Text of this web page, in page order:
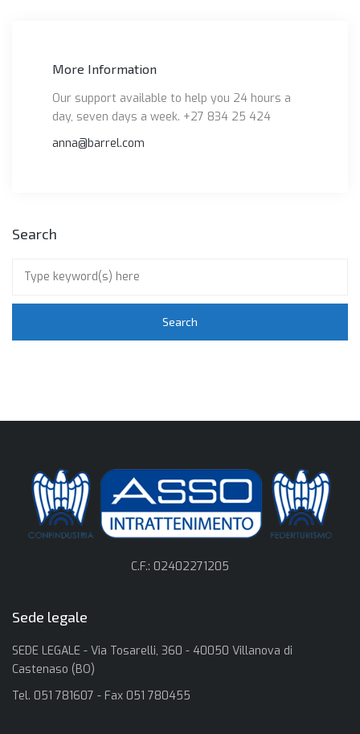
More Information
Our support available to help you 24 hours a
day, seven days a week. +27 834 25 424
anna@barrel.com
Search
C.F.: 02402271205
Sede legale
SEDE LEGALE - Via Tosarelli, 360 - 40050 Villanova di
Castenaso (BO)
Tel. 051 781607 - Fax 051 780455